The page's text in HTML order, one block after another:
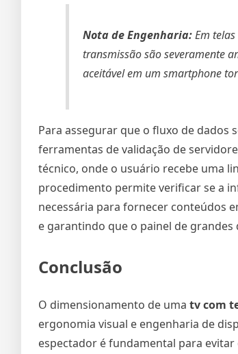
Nota de Engenharia:Em
transmissão são severamente
aceitável em um smartphone
Para assegurar que o fluxo de dados
ferramentas de validação de
técnico, onde o usuário recebe uma
procedimento permite verificar se a
necessária para fornecer conteúdos
e garantindo que o painel de
Conclusão
O dimensionamento de uma tv com
ergonomia visual e engenharia de
espectador é fundamental para